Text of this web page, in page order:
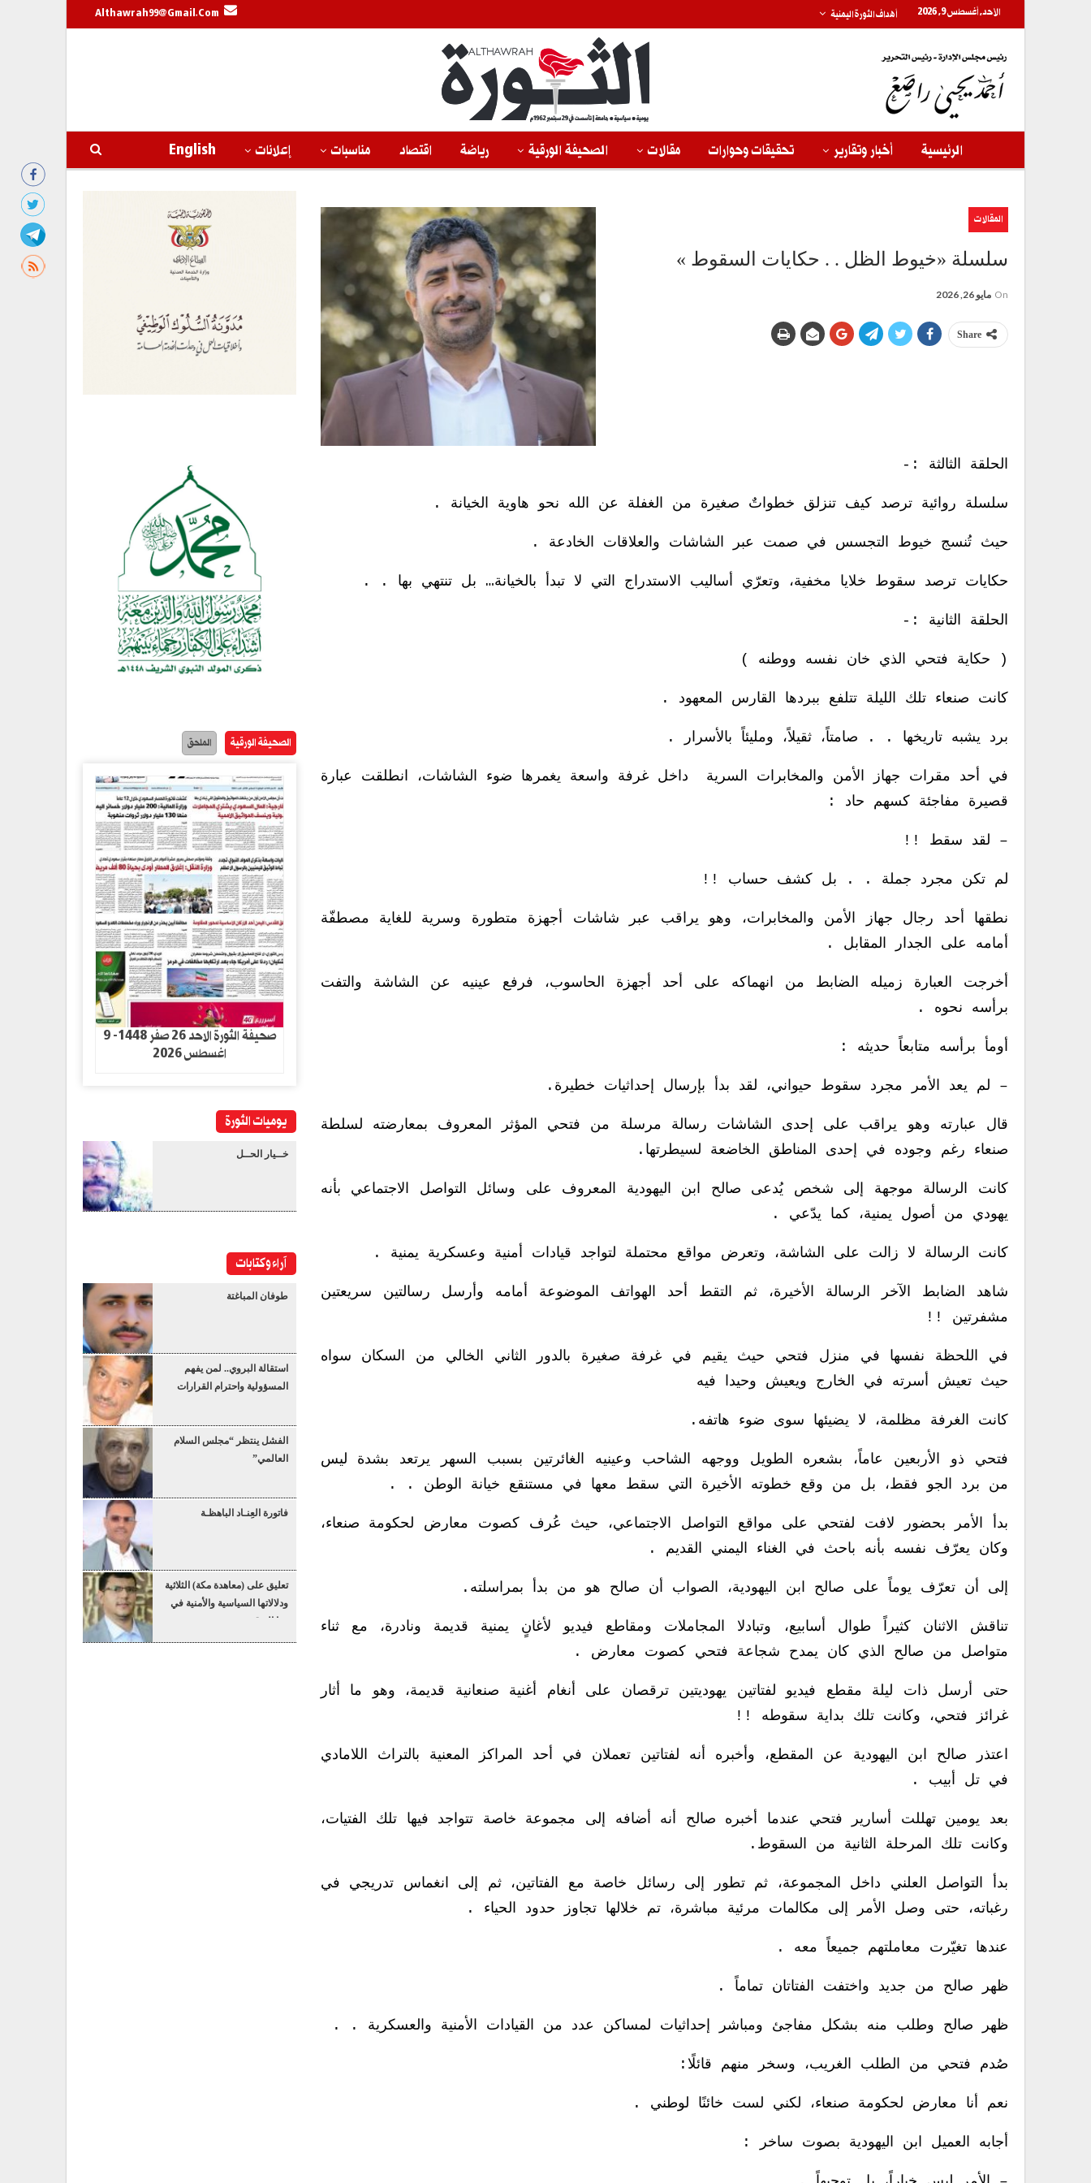
الأحد, أغسطس 9, 2026 أهداف الثورة اليمنية Althawrah99@gmail.com
الرئيسية أخبار وتقارير تحقيقات وحوارات مقالات الصحيفة الورقية رياضة اقتصاد مناسبات إعلانات English
المقالات
سلسلة «خيوط الظل . . حكايات السقوط »
On مايو 26, 2026
Share
الحلقة الثالثة :-
سلسلة روائية ترصد كيف تنزلق خطواتٌ صغيرة من الغفلة عن الله نحو هاوية الخيانة .
حيث تُنسج خيوط التجسس في صمت عبر الشاشات والعلاقات الخادعة .
حكايات ترصد سقوط خلايا مخفية، وتعرّي أساليب الاستدراج التي لا تبدأ بالخيانة… بل تنتهي بها . .
الحلقة الثانية :-
( حكاية فتحي الذي خان نفسه ووطنه )
كانت صنعاء تلك الليلة تتلفع ببردها القارس المعهود .
برد يشبه تاريخها . . صامتاً، ثقيلاً، ومليئاً بالأسرار .
في أحد مقرات جهاز الأمن والمخابرات السرية داخل غرفة واسعة يغمرها ضوء الشاشات، انطلقت عبارة
قصيرة مفاجئة كسهم حاد :
– لقد سقط !!
لم تكن مجرد جملة . . بل كشف حساب !!
نطقها أحد رجال جهاز الأمن والمخابرات، وهو يراقب عبر شاشات أجهزة متطورة وسرية للغاية مصطفّة
أمامه على الجدار المقابل .
أخرجت العبارة زميله الضابط من انهماكه على أحد أجهزة الحاسوب، فرفع عينيه عن الشاشة والتفت
برأسه نحوه .
أومأ برأسه متابعاً حديثه :
– لم يعد الأمر مجرد سقوط حيواني، لقد بدأ بإرسال إحداثيات خطيرة.
قال عبارته وهو يراقب على إحدى الشاشات رسالة مرسلة من فتحي المؤثر المعروف بمعارضته لسلطة
صنعاء رغم وجوده في إحدى المناطق الخاضعة لسيطرتها.
كانت الرسالة موجهة إلى شخص يُدعى صالح ابن اليهودية المعروف على وسائل التواصل الاجتماعي بأنه
يهودي من أصول يمنية، كما يدّعي .
كانت الرسالة لا زالت على الشاشة، وتعرض مواقع محتملة لتواجد قيادات أمنية وعسكرية يمنية .
شاهد الضابط الآخر الرسالة الأخيرة، ثم التقط أحد الهواتف الموضوعة أمامه وأرسل رسالتين سريعتين
مشفرتين !!
في اللحظة نفسها في منزل فتحي حيث يقيم في غرفة صغيرة بالدور الثاني الخالي من السكان سواه
حيث تعيش أسرته في الخارج ويعيش وحيدا فيه
كانت الغرفة مظلمة، لا يضيئها سوى ضوء هاتفه.
فتحي ذو الأربعين عاماً، بشعره الطويل ووجهه الشاحب وعينيه الغائرتين بسبب السهر يرتعد بشدة ليس
من برد الجو فقط، بل من وقع خطوته الأخيرة التي سقط معها في مستنقع خيانة الوطن . .
بدأ الأمر بحضور لافت لفتحي على مواقع التواصل الاجتماعي، حيث عُرف كصوت معارض لحكومة صنعاء،
وكان يعرّف نفسه بأنه باحث في الغناء اليمني القديم .
إلى أن تعرّف يوماً على صالح ابن اليهودية، الصواب أن صالح هو من بدأ بمراسلته.
تناقش الاثنان كثيراً طوال أسابيع، وتبادلا المجاملات ومقاطع فيديو لأغانٍ يمنية قديمة ونادرة، مع ثناء
متواصل من صالح الذي كان يمدح شجاعة فتحي كصوت معارض .
حتى أرسل ذات ليلة مقطع فيديو لفتاتين يهوديتين ترقصان على أنغام أغنية صنعانية قديمة، وهو ما أثار
غرائز فتحي، وكانت تلك بداية سقوطه !!
اعتذر صالح ابن اليهودية عن المقطع، وأخبره أنه لفتاتين تعملان في أحد المراكز المعنية بالتراث اللامادي
في تل أبيب .
بعد يومين تهللت أسارير فتحي عندما أخبره صالح أنه أضافه إلى مجموعة خاصة تتواجد فيها تلك الفتيات،
وكانت تلك المرحلة الثانية من السقوط.
بدأ التواصل العلني داخل المجموعة، ثم تطور إلى رسائل خاصة مع الفتاتين، ثم إلى انغماس تدريجي في
رغباته، حتى وصل الأمر إلى مكالمات مرئية مباشرة، تم خلالها تجاوز حدود الحياء .
عندها تغيّرت معاملتهم جميعاً معه .
ظهر صالح من جديد واختفت الفتاتان تماماً .
ظهر صالح وطلب منه بشكل مفاجئ ومباشر إحداثيات لمساكن عدد من القيادات الأمنية والعسكرية . .
صُدم فتحي من الطلب الغريب، وسخر منهم قائلًا:
نعم أنا معارض لحكومة صنعاء، لكني لست خائنًا لوطني .
أجابه العميل ابن اليهودية بصوت ساخر :
الصحيفة الورقية الملحق
صحيفة الثورة الاحد 26 صفر 1448- 9
اغسطس 2026
يوميات الثورة
خــيار الحــل
آراء وكتابات
طوفان المباغتة
استقالة البروي.. لمن يفهم
المسؤولية واحترام القرارات
الفشل ينتظر “مجلس السلام
العالمي”
فاتورة العِنـاد الباهظـة
تعليق على (معاهدة مكة) الثلاثية
ودلالاتها السياسية والأمنية في
هذا التوقيت